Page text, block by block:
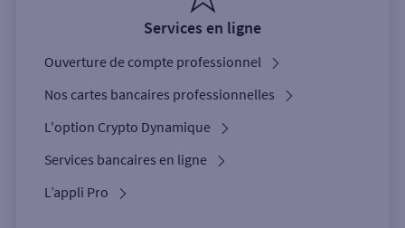
Services en ligne
Ouverture de compte professionnel
Nos cartes bancaires professionnelles
L'option Crypto Dynamique
Services bancaires en ligne
L’appli Pro